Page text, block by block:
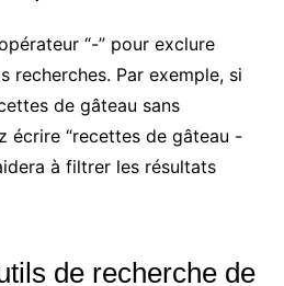
“-” pour exclure
recherches. Par exemple, si
de gâteau sans
écrire “recettes de gâteau -
à filtrer les résultats
de recherche de